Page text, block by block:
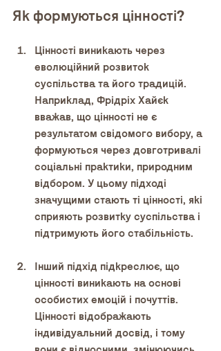
Як формуються цінності?
Цінності виникають через
еволюційний розвиток
суспільства та його традицій.
Наприклад, Фрідріх Хайєк
вважав, що цінності не є
результатом свідомого вибору, а
формуються через довготривалі
соціальні практики, природним
відбором. У цьому підході
значущими стають ті цінності, які
сприяють розвитку суспільства і
підтримують його стабільність.
Інший підхід підкреслює, що
цінності виникають на основі
особистих емоцій і почуттів.
Цінності відображають
індивідуальний досвід, і тому